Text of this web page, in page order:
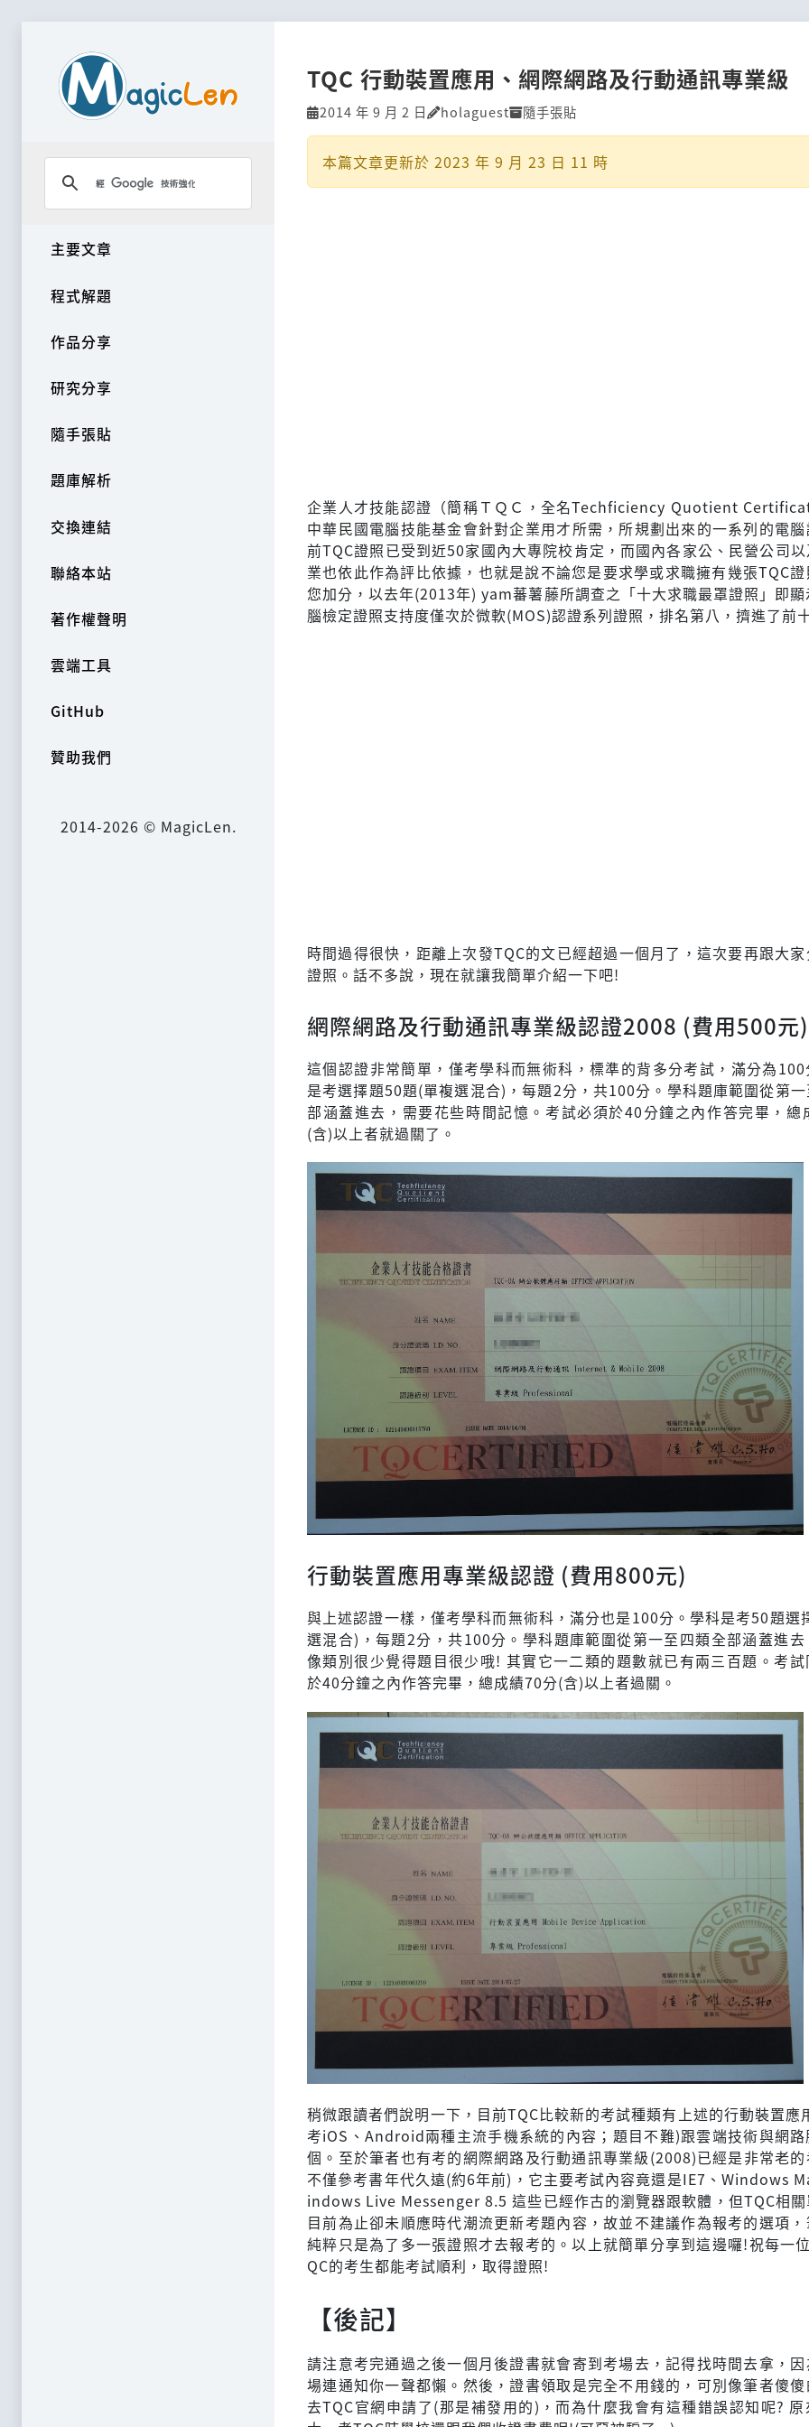
主要文章
程式解題
作品分享
研究分享
隨手張貼
題庫解析
交換連結
聯絡本站
著作權聲明
雲端工具
GitHub
贊助我們
2014-2026 © MagicLen.
TQC 行動裝置應用、網際網路及行動通訊專業級
2014 年 9 月 2 日 holaguest 隨手張貼
本篇文章更新於 2023 年 9 月 23 日 11 時
企業人才技能認證（簡稱ＴＱＣ，全名Techficiency Quotient
中華民國電腦技能基金會針對企業用才所需，所規劃出來的一系列的電腦
前TQC證照已受到近50家國內大專院校肯定，而國內各家公、民營公司
業也依此作為評比依據，也就是說不論您是要求學或求職擁有幾張TQC
您加分，以去年(2013年) yam蕃薯藤所調查之「十大求職最罩證照」即顯
腦檢定證照支持度僅次於微軟(MOS)認證系列證照，排名第八，擠進了前
時間過得很快，距離上次發TQC的文已經超過一個月了，這次要再跟大
證照。話不多說，現在就讓我簡單介紹一下吧!
網際網路及行動通訊專業級認證2008 (費用500元)
這個認證非常簡單，僅考學科而無術科，標準的背多分考試，滿分為
是考選擇題50題(單複選混合)，每題2分，共100分。學科題庫範圍從第一
部涵蓋進去，需要花些時間記憶。考試必須於40分鐘之內作答完畢，總
(含)以上者就過關了。
行動裝置應用專業級認證 (費用800元)
與上述認證一樣，僅考學科而無術科，滿分也是100分。學科是考50題選
選混合)，每題2分，共100分。學科題庫範圍從第一至四類全部涵蓋進去
像類別很少覺得題目很少哦! 其實它一二類的題數就已有兩三百題。考試
於40分鐘之內作答完畢，總成績70分(含)以上者過關。
稍微跟讀者們說明一下，目前TQC比較新的考試種類有上述的行動裝置應
考iOS、Android兩種主流手機系統的內容；題目不難)跟雲端技術與網路
個。至於筆者也有考的網際網路及行動通訊專業級(2008)已經是非常老的
不僅參考書年代久遠(約6年前)，它主要考試內容竟還是IE7、Windows
indows Live Messenger 8.5 這些已經作古的瀏覽器跟軟體，但TQC相關
目前為止卻未順應時代潮流更新考題內容，故並不建議作為報考的選項，
純粹只是為了多一張證照才去報考的。以上就簡單分享到這邊囉!祝每一
QC的考生都能考試順利，取得證照!
【後記】
請注意考完通過之後一個月後證書就會寄到考場去，記得找時間去拿，因
場連通知你一聲都懶。然後，證書領取是完全不用錢的，可別像筆者傻傻
去TQC官網申請了(那是補發用的)，而為什麼我會有這種錯誤認知呢? 原